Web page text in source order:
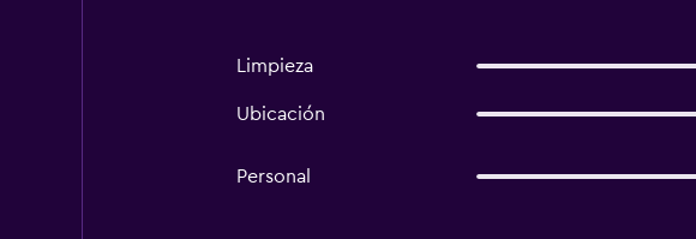
Limpieza
Ubicación
Personal